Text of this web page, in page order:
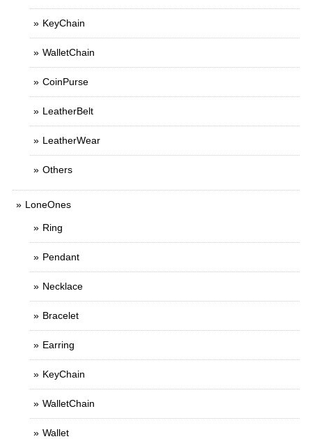
KeyChain
WalletChain
CoinPurse
LeatherBelt
LeatherWear
Others
LoneOnes
Ring
Pendant
Necklace
Bracelet
Earring
KeyChain
WalletChain
Wallet